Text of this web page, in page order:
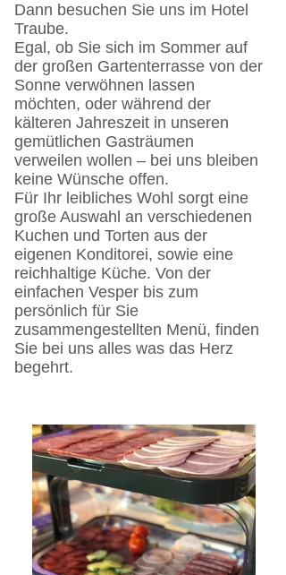
Dann besuchen Sie uns im Hotel
Traube.
Egal, ob Sie sich im Sommer auf
der großen Gartenterrasse von der
Sonne verwöhnen lassen
möchten, oder während der
kälteren Jahreszeit in unseren
gemütlichen Gasträumen
verweilen wollen – bei uns bleiben
keine Wünsche offen.
Für Ihr leibliches Wohl sorgt eine
große Auswahl an verschiedenen
Kuchen und Torten aus der
eigenen Konditorei, sowie eine
reichhaltige Küche. Von der
einfachen Vesper bis zum
persönlich für Sie
zusammengestellten Menü, finden
Sie bei uns alles was das Herz
begehrt.